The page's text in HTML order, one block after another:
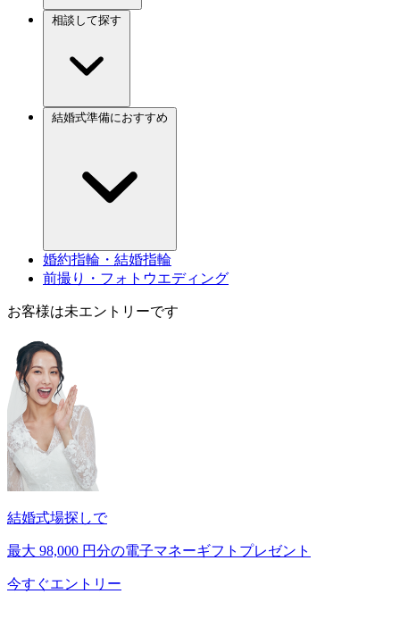
婚約指輪・結婚指輪
前撮り・フォトウエディング
お客様は未エントリーです
結婚式場探しで
最大 98,000 円分の電子マネーギフトプレゼント
今すぐエントリー